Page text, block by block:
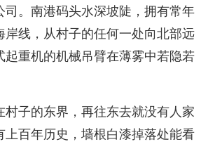
司。南港码头水深坡陡，拥有常年
岸线，从村子的任何一处向北部远
起重机的机械吊臂在薄雾中若隐若
村子的东界，再往东去就没有人家
上百年历史，墙根白漆掉落处能看